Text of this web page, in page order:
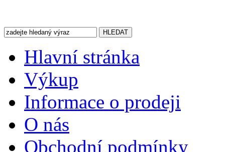
Hlavní stránka
Výkup
Informace o prodeji
O nás
Obchodní podmínky